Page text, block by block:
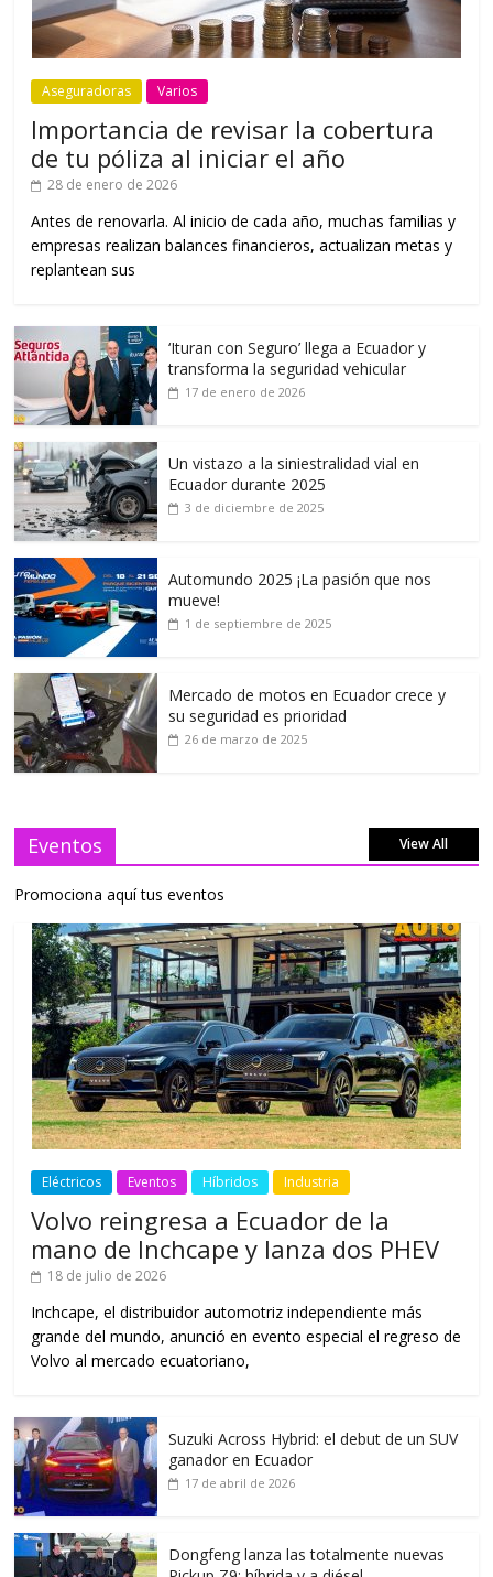
Aseguradoras Varios
Importancia de revisar la cobertura
de tu póliza al iniciar el año
28 de enero de 2026
Antes de renovarla. Al inicio de cada año, muchas familias y
empresas realizan balances financieros, actualizan metas y
replantean sus
‘Ituran con Seguro’ llega a Ecuador y
transforma la seguridad vehicular
17 de enero de 2026
Un vistazo a la siniestralidad vial en
Ecuador durante 2025
3 de diciembre de 2025
Automundo 2025 ¡La pasión que nos
mueve!
1 de septiembre de 2025
Mercado de motos en Ecuador crece y
su seguridad es prioridad
26 de marzo de 2025
Eventos View All
Promociona aquí tus eventos
Eléctricos Eventos Híbridos Industria
Volvo reingresa a Ecuador de la
mano de Inchcape y lanza dos PHEV
18 de julio de 2026
Inchcape, el distribuidor automotriz independiente más
grande del mundo, anunció en evento especial el regreso de
Volvo al mercado ecuatoriano,
Suzuki Across Hybrid: el debut de un SUV
ganador en Ecuador
17 de abril de 2026
Dongfeng lanza las totalmente nuevas